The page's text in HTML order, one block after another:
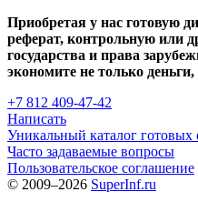
Приобретая у нас готовую
реферат, контрольную или
государства и права
экономите не только
+7 812 409-47-42
Написать
Уникальный каталог готовых
Часто задаваемые вопросы
Пользовательское соглашение
© 2009–2026 SuperInf.ru